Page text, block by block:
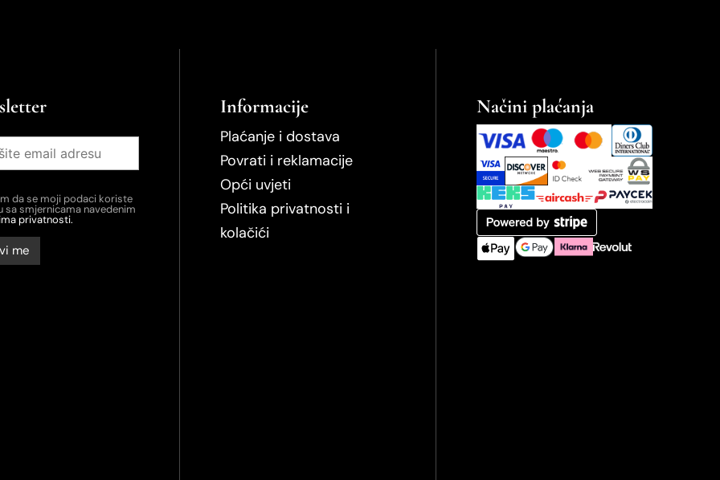
da se moji podaci koriste
sa smjernicama navedenim
privatnosti.
Informacije
Plaćanje i dostava
Povrati i reklamacije
Opći uvjeti
Politika privatnosti i
kolačići
Načini plaćanja